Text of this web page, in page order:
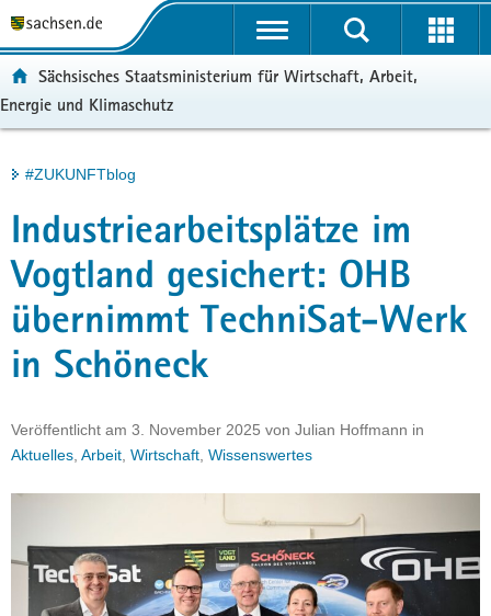
t
a
l
g
r
e
f
d
e
N
i
u
p
t
a
t
e
r
v
Portalübergreifende
Sächsisches Staatsministerium für Wirtschaft, Arbeit,
Energie und Klimaschutz
Hauptinhalt
#ZUKUNFTblog
Industriearbeitsplätze im
Vogtland gesichert: OHB
übernimmt TechniSat-Werk
in Schöneck
Veröffentlicht am 3. November 2025 von Julian Hoffmann in
Aktuelles Arbeit Wirtschaft Wissenswertes